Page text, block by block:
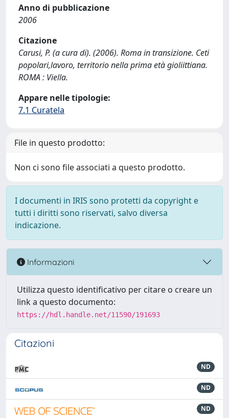
Anno di pubblicazione
2006
Citazione
Carusi, P. (a cura di). (2006). Roma in transizione. Ceti
popolari,lavoro, territorio nella prima età gioliittiana.
ROMA : Viella.
Appare nelle tipologie:
7.1 Curatela
File in questo prodotto:
Non ci sono file associati a questo prodotto.
I documenti in IRIS sono protetti da copyright e
tutti i diritti sono riservati, salvo diversa
indicazione.
Informazioni
Utilizza questo identificativo per citare o creare un
link a questo documento:
https://hdl.handle.net/11590/191693
Citazioni
ND
ND
ND